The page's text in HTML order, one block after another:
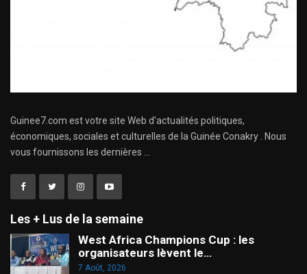
Guinee7.com est votre site Web d'actualités politiques,
économiques, sociales et culturelles de la Guinée Conakry . Nous
vous fournissons les dernières ...
Les + Lus de la semaine
West Africa Champions Cup : les
organisateurs lèvent le…
7 Août, 2026